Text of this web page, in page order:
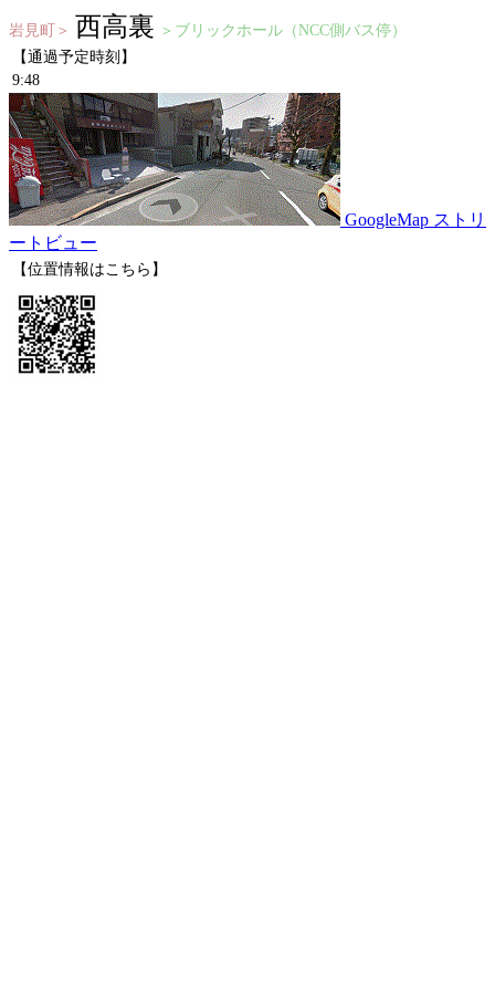
岩見町＞ 西高裏 ＞ブリックホール（NCC側バス停）
【通過予定時刻】
9:48
GoogleMap ストリ
ートビュー
【位置情報はこちら】